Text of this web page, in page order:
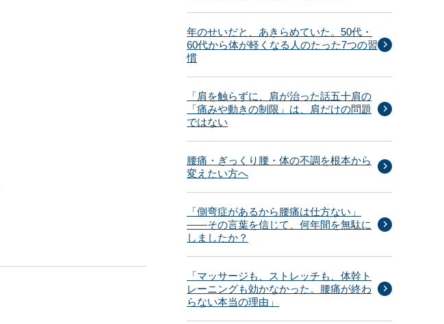
年のせいだと、あきらめていた。50代・
60代から体が軽くなる人のたった7つの習
慣
「肩を触らずに、肩が治った話五十肩の
「痛みや動きの制限」は、肩だけの問題
ではない
腰痛・ぎっくり腰・体の不調を根本から
変えたい方へ
「側弯症があるから腰痛は仕方ない」
——その言葉を信じて、何年間を無駄に
しましたか？
「マッサージも、ストレッチも、体幹ト
レーニングも効かなかった。腰痛が終わ
らない本当の理由」